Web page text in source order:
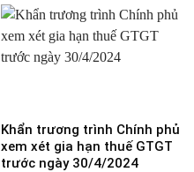
Khẩn trương trình Chính phủ
xem xét gia hạn thuế GTGT
trước ngày 30/4/2024